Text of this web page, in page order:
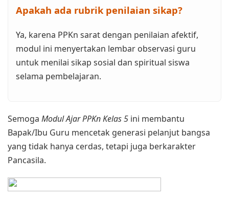
Apakah ada rubrik penilaian sikap?
Ya, karena PPKn sarat dengan penilaian afektif,
modul ini menyertakan lembar observasi guru
untuk menilai sikap sosial dan spiritual siswa
selama pembelajaran.
Semoga Modul Ajar PPKn Kelas 5 ini membantu
Bapak/Ibu Guru mencetak generasi pelanjut bangsa
yang tidak hanya cerdas, tetapi juga berkarakter
Pancasila.